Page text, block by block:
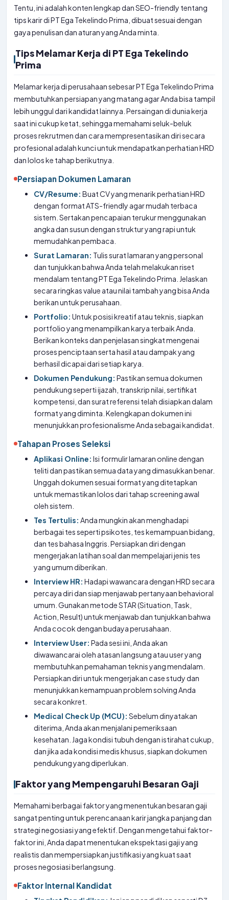
Tentu, ini adalah konten lengkap dan SEO-friendly tentang
tips karir di PT Ega Tekelindo Prima, dibuat sesuai dengan
gaya penulisan dan aturan yang Anda minta.
Tips Melamar Kerja di PT Ega Tekelindo
Prima
Melamar kerja di perusahaan sebesar PT Ega Tekelindo Prima
membutuhkan persiapan yang matang agar Anda bisa tampil
lebih unggul dari kandidat lainnya. Persaingan di dunia kerja
saat ini cukup ketat, sehingga memahami seluk-beluk
proses rekrutmen dan cara mempresentasikan diri secara
profesional adalah kunci untuk mendapatkan perhatian HRD
dan lolos ke tahap berikutnya.
Persiapan Dokumen Lamaran
CV/Resume: Buat CV yang menarik perhatian HRD
dengan format ATS-friendly agar mudah terbaca
sistem. Sertakan pencapaian terukur menggunakan
angka dan susun dengan struktur yang rapi untuk
memudahkan pembaca.
Surat Lamaran: Tulis surat lamaran yang personal
dan tunjukkan bahwa Anda telah melakukan riset
mendalam tentang PT Ega Tekelindo Prima. Jelaskan
secara ringkas value atau nilai tambah yang bisa Anda
berikan untuk perusahaan.
Portfolio: Untuk posisi kreatif atau teknis, siapkan
portfolio yang menampilkan karya terbaik Anda.
Berikan konteks dan penjelasan singkat mengenai
proses penciptaan serta hasil atau dampak yang
berhasil dicapai dari setiap karya.
Dokumen Pendukung: Pastikan semua dokumen
pendukung seperti ijazah, transkrip nilai, sertifikat
kompetensi, dan surat referensi telah disiapkan dalam
format yang diminta. Kelengkapan dokumen ini
menunjukkan profesionalisme Anda sebagai kandidat.
Tahapan Proses Seleksi
Aplikasi Online: Isi formulir lamaran online dengan
teliti dan pastikan semua data yang dimasukkan benar.
Unggah dokumen sesuai format yang ditetapkan
untuk memastikan lolos dari tahap screening awal
oleh sistem.
Tes Tertulis: Anda mungkin akan menghadapi
berbagai tes seperti psikotes, tes kemampuan bidang,
dan tes bahasa Inggris. Persiapkan diri dengan
mengerjakan latihan soal dan mempelajari jenis tes
yang umum diberikan.
Interview HR: Hadapi wawancara dengan HRD secara
percaya diri dan siap menjawab pertanyaan behavioral
umum. Gunakan metode STAR (Situation, Task,
Action, Result) untuk menjawab dan tunjukkan bahwa
Anda cocok dengan budaya perusahaan.
Interview User: Pada sesi ini, Anda akan
diwawancarai oleh atasan langsung atau user yang
membutuhkan pemahaman teknis yang mendalam.
Persiapkan diri untuk mengerjakan case study dan
menunjukkan kemampuan problem solving Anda
secara konkret.
Medical Check Up (MCU): Sebelum dinyatakan
diterima, Anda akan menjalani pemeriksaan
kesehatan. Jaga kondisi tubuh dengan istirahat cukup,
dan jika ada kondisi medis khusus, siapkan dokumen
pendukung yang diperlukan.
Faktor yang Mempengaruhi Besaran Gaji
Memahami berbagai faktor yang menentukan besaran gaji
sangat penting untuk perencanaan karir jangka panjang dan
strategi negosiasi yang efektif. Dengan mengetahui faktor-
faktor ini, Anda dapat menentukan ekspektasi gaji yang
realistis dan mempersiapkan justifikasi yang kuat saat
proses negosiasi berlangsung.
Faktor Internal Kandidat